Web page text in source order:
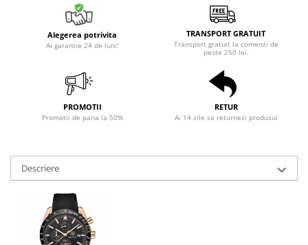
Alegerea potrivita
Ai garantie 24 de luni!
TRANSPORT GRATUIT
Transport gratuit la comenzi de
peste 250 lei.
PROMOTII
Promotii de pana la 50%
RETUR
Ai 14 zile sa returnezi produsul
Descriere